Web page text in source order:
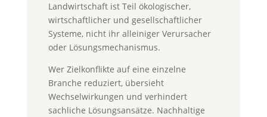
Landwirtschaft ist Teil ökologischer,
wirtschaftlicher und gesellschaftlicher
Systeme, nicht ihr alleiniger Verursacher
oder Lösungsmechanismus.
Wer Zielkonflikte auf eine einzelne
Branche reduziert, übersieht
Wechselwirkungen und verhindert
sachliche Lösungsansätze. Nachhaltige